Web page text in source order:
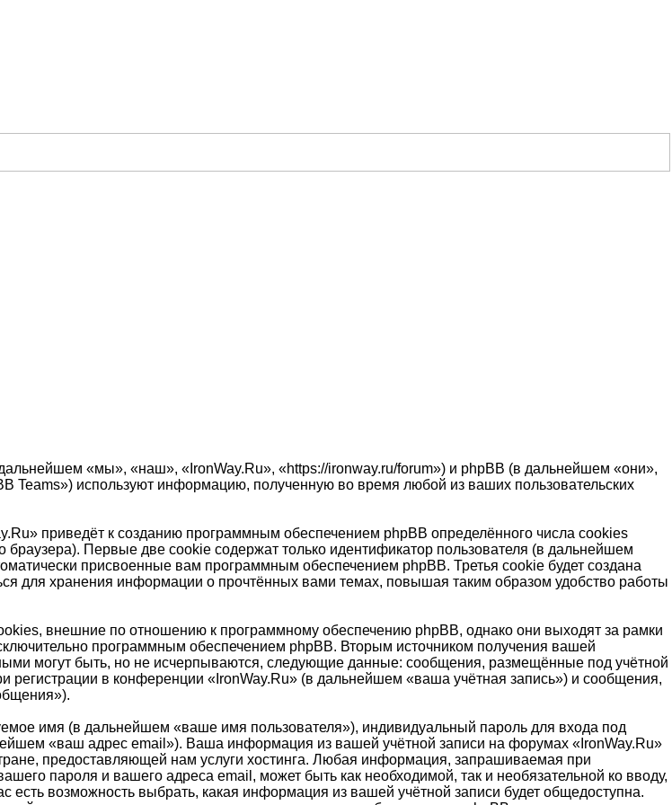
«мы», «наш», «IronWay.Ru», «https://ironway.ru/forum») и phpBB (в дальнейшем «они»,
Teams») используют информацию, полученную во время любой из ваших пользовательских
приведёт к созданию программным обеспечением phpBB определённого числа cookies
Первые две cookie содержат только идентификатор пользователя (в дальнейшем
присвоенные вам программным обеспечением phpBB. Третья cookie будет создана
для хранения информации о прочтённых вами темах, повышая таким образом удобство работы
внешние по отношению к программному обеспечению phpBB, однако они выходят за рамки
программным обеспечением phpBB. Вторым источником получения вашей
могут быть, но не исчерпываются, следующие данные: сообщения, размещённые под учётной
в конференции «IronWay.Ru» (в дальнейшем «ваша учётная запись») и сообщения,
имя (в дальнейшем «ваше имя пользователя»), индивидуальный пароль для входа под
«ваш адрес email»). Ваша информация из вашей учётной записи на форумах «IronWay.Ru»
предоставляющей нам услуги хостинга. Любая информация, запрашиваемая при
пароля и вашего адреса email, может быть как необходимой, так и необязательной ко вводу,
возможность выбрать, какая информация из вашей учётной записи будет общедоступна.